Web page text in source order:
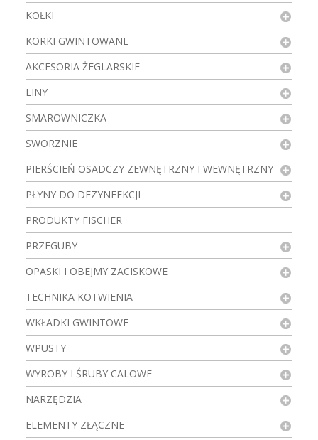
KOŁKI
KORKI GWINTOWANE
AKCESORIA ŻEGLARSKIE
LINY
SMAROWNICZKA
SWORZNIE
PIERŚCIEŃ OSADCZY ZEWNĘTRZNY I WEWNĘTRZNY
PŁYNY DO DEZYNFEKCJI
PRODUKTY FISCHER
PRZEGUBY
OPASKI I OBEJMY ZACISKOWE
TECHNIKA KOTWIENIA
WKŁADKI GWINTOWE
WPUSTY
WYROBY I ŚRUBY CALOWE
NARZĘDZIA
ELEMENTY ZŁĄCZNE